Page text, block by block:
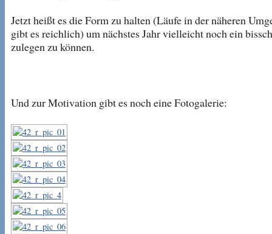
Jetzt heißt es die Form zu halten (Läufe in der näheren
gibt es reichlich) um nächstes Jahr vielleicht noch ein
zulegen zu können.
Und zur Motivation gibt es noch eine Fotogalerie: